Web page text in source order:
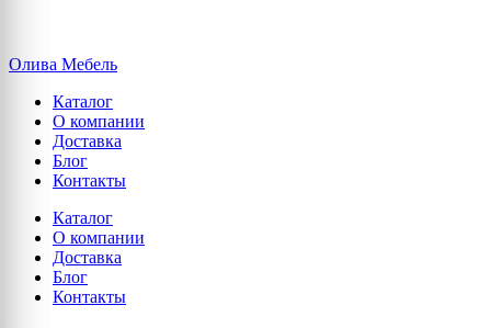
Олива Мебель
Каталог
О компании
Доставка
Блог
Контакты
Каталог
О компании
Доставка
Блог
Контакты